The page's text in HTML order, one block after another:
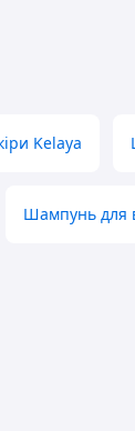
Kelaya
Шампунь для